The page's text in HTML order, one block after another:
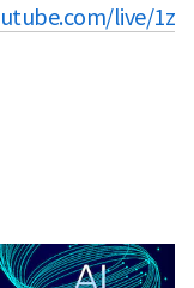
live/1z